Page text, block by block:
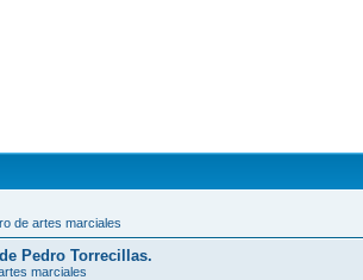
de artes marciales
Pedro Torrecillas.
marciales